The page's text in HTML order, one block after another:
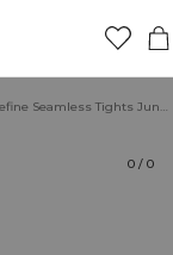
Ribbed Define Seamless Tights Jungle Green
0 / 0